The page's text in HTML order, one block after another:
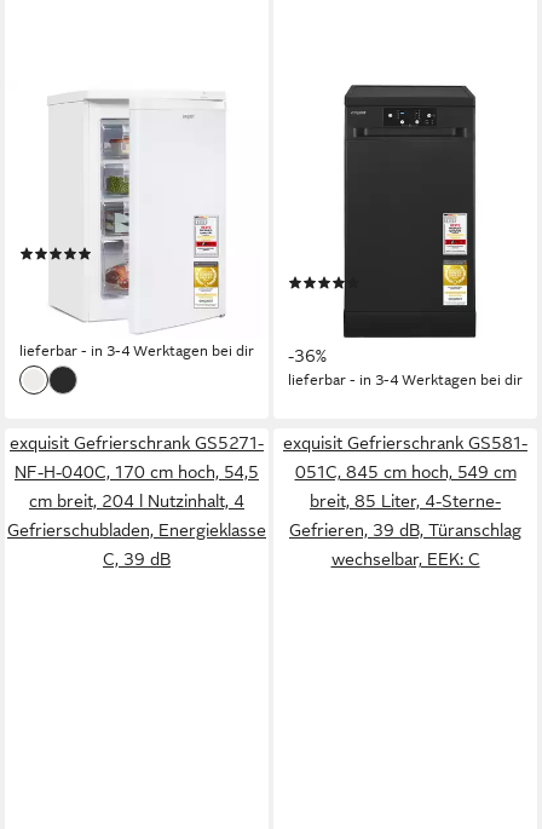
EXQUISIT
Gefrierschrank GS512-040E
55 x 85.5 x 58 cm
Kapazität Gefrieren
Betriebsgeräusch
Produktdatenblatt
(15)
UVP
mtl. in 24 Raten
lieferbar - in 3-4 Werktagen bei dir
EXQUISIT
Standgeschirrspüler
freistehend (unterbaufähig)
Betriebsgeräusch
399,95 €
629,00 €
mtl. in 24 Raten
-36%
lieferbar - in 3-4 Werktagen bei dir
exquisit Gefrierschrank GS5271-
NF-H-040C, 170 cm hoch, 54,5
cm breit, 204 l Nutzinhalt, 4
Gefrierschubladen, Energieklasse
C, 39 dB
exquisit Gefrierschrank GS581-
051C, 845 cm hoch, 549 cm
breit, 85 Liter, 4-Sterne-
Gefrieren, 39 dB, Türanschlag
wechselbar, EEK: C